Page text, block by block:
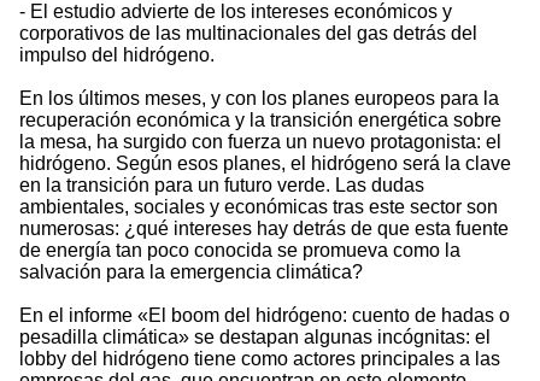
- El estudio advierte de los intereses económicos y
corporativos de las multinacionales del gas detrás del
impulso del hidrógeno.
En los últimos meses, y con los planes europeos para la
recuperación económica y la transición energética sobre
la mesa, ha surgido con fuerza un nuevo protagonista: el
hidrógeno. Según esos planes, el hidrógeno será la clave
en la transición para un futuro verde. Las dudas
ambientales, sociales y económicas tras este sector son
numerosas: ¿qué intereses hay detrás de que esta fuente
de energía tan poco conocida se promueva como la
salvación para la emergencia climática?
En el informe «El boom del hidrógeno: cuento de hadas o
pesadilla climática» se destapan algunas incógnitas: el
lobby del hidrógeno tiene como actores principales a las